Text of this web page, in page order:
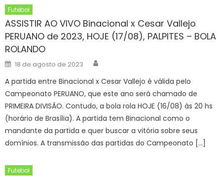
Futebol
ASSISTIR AO VIVO Binacional x Cesar Vallejo
PERUANO de 2023, HOJE (17/08), PALPITES – BOLA
ROLANDO
Posted
on
18 de agosto de 2023
A partida entre Binacional x Cesar Vallejo é válida pelo
Campeonato PERUANO, que este ano será chamado de
PRIMEIRA DIVISÃO. Contudo, a bola rola HOJE (16/08) às 20 hs
(horário de Brasília). A partida tem Binacional como o
mandante da partida e quer buscar a vitória sobre seus
domínios. A transmissão das partidas do Campeonato […]
Futebol